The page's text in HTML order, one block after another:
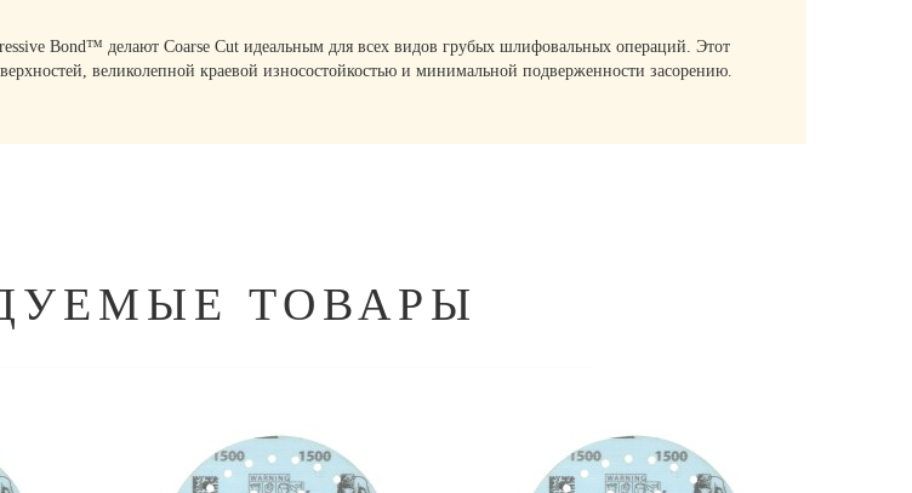
Bond™ делают Coarse Cut идеальным для всех видов грубых шлифовальных операций. Этот
великолепной краевой износостойкостью и минимальной подверженности засорению.
ТОВАРЫ